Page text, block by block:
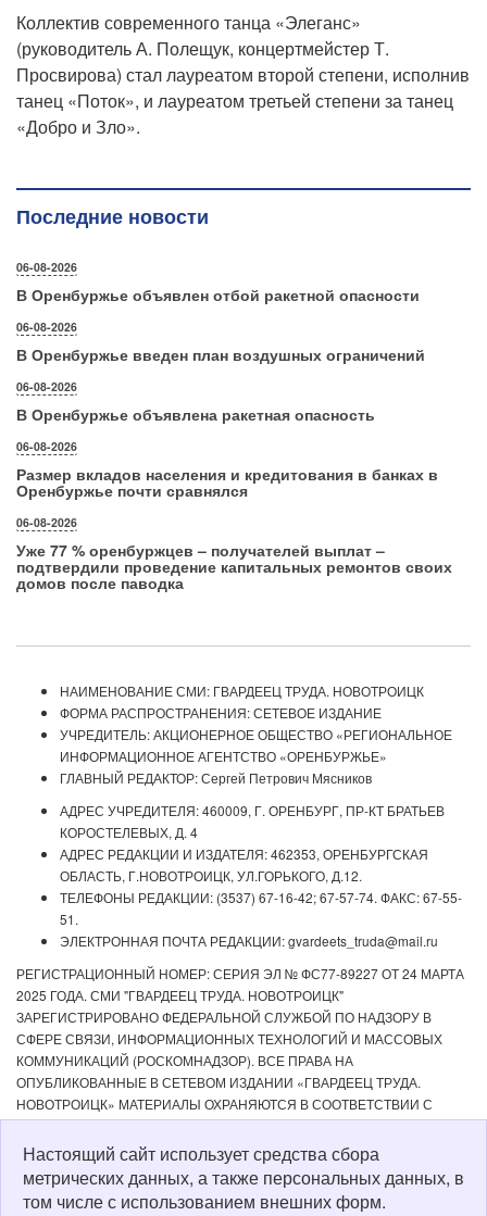
Коллектив современного танца «Элеганс»
(руководитель А. Полещук, концертмейстер Т.
Просвирова) стал лауреатом второй степени, исполнив
танец «Поток», и лауреатом третьей степени за танец
«Добро и Зло».
Последние новости
06-08-2026
В Оренбуржье объявлен отбой ракетной опасности
06-08-2026
В Оренбуржье введен план воздушных ограничений
06-08-2026
В Оренбуржье объявлена ракетная опасность
06-08-2026
Размер вкладов населения и кредитования в банках в
Оренбуржье почти сравнялся
06-08-2026
Уже 77 % оренбуржцев – получателей выплат –
подтвердили проведение капитальных ремонтов своих
домов после паводка
НАИМЕНОВАНИЕ СМИ: ГВАРДЕЕЦ ТРУДА. НОВОТРОИЦК
ФОРМА РАСПРОСТРАНЕНИЯ: СЕТЕВОЕ ИЗДАНИЕ
УЧРЕДИТЕЛЬ: АКЦИОНЕРНОЕ ОБЩЕСТВО «РЕГИОНАЛЬНОЕ
ИНФОРМАЦИОННОЕ АГЕНТСТВО «ОРЕНБУРЖЬЕ»
ГЛАВНЫЙ РЕДАКТОР: Сергей Петрович Мясников
АДРЕС УЧРЕДИТЕЛЯ: 460009, Г. ОРЕНБУРГ, ПР-КТ БРАТЬЕВ
КОРОСТЕЛЕВЫХ, Д. 4
АДРЕС РЕДАКЦИИ И ИЗДАТЕЛЯ: 462353, ОРЕНБУРГСКАЯ
ОБЛАСТЬ, Г.НОВОТРОИЦК, УЛ.ГОРЬКОГО, Д.12.
ТЕЛЕФОНЫ РЕДАКЦИИ: (3537) 67-16-42; 67-57-74. ФАКС: 67-55-
51.
ЭЛЕКТРОННАЯ ПОЧТА РЕДАКЦИИ: gvardeets_truda@mail.ru
РЕГИСТРАЦИОННЫЙ НОМЕР: СЕРИЯ ЭЛ № ФС77-89227 ОТ 24 МАРТА
2025 ГОДА. СМИ "ГВАРДЕЕЦ ТРУДА. НОВОТРОИЦК"
ЗАРЕГИСТРИРОВАНО ФЕДЕРАЛЬНОЙ СЛУЖБОЙ ПО НАДЗОРУ В
СФЕРЕ СВЯЗИ, ИНФОРМАЦИОННЫХ ТЕХНОЛОГИЙ И МАССОВЫХ
КОММУНИКАЦИЙ (РОСКОМНАДЗОР). ВСЕ ПРАВА НА
ОПУБЛИКОВАННЫЕ В СЕТЕВОМ ИЗДАНИИ «ГВАРДЕЕЦ ТРУДА.
НОВОТРОИЦК» МАТЕРИАЛЫ ОХРАНЯЮТСЯ В СООТВЕТСТВИИ С
ЗАКОНОДАТЕЛЬСТВОМ РФ. ЛЮБОЕ ИСПОЛЬЗОВАНИЕ МАТЕРИАЛОВ
ДОПУСКАЕТСЯ ТОЛЬКО ПО СОГЛАСОВАНИЮ С РЕДАКЦИЕЙ С
ОБЯЗАТЕЛЬНОЙ АКТИВНОЙ ССЫЛКОЙ НА ИСТОЧНИК. РЕДАКЦИЯ НЕ
НЕСЕТ ОТВЕТСТВЕННОСТИ ЗА ДОСТОВЕРНОСТЬ РЕКЛАМНЫХ
МАТЕРИАЛОВ, РАЗМЕЩЕННЫХ В СЕТЕВОМ ИЗДАНИИ «ГВАРДЕЕЦ
Настоящий сайт использует средства сбора
метрических данных, а также персональных данных, в
том числе с использованием внешних форм.